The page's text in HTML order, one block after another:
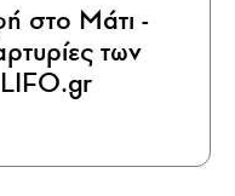
στο Μάτι -
των